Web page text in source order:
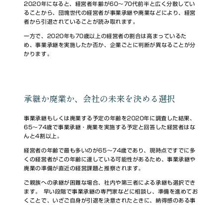
2020年になると、経営者年齢が60～70代前半と広く分散してい
ることから、団塊世代の経営者が事業承継や廃業などにより、経営
者から引退されていることが読み取れます。
一方で、2020年も70歳以上の経営者の割合は高まっているた
め、事業承継を実施したか否か、企業ごとに判断が異なることが分
かります。
承継か廃業か、会社の未来を決める選択
事業承継もしくは廃業する予定の年齢を2020年に調査した結果、
65～74歳で事業承継・廃業を実施する予定と回答した経営者はな
んと4割以上。
経営者の年齢で最も多いのが65～74歳であり、現時点ですでに多
くの経営者がこの年齢に達している可能性があるため、事業承継や
廃業の準備が直近の経営課題と推察されます。
ご親族への承継が困難な場合、社内や第三者による承継も選択でき
ます。 早い段階で事業承継の専門家などに相談し、準備を進めてお
くことで、いざご自身が引退を決意されたときに、納得感のある事